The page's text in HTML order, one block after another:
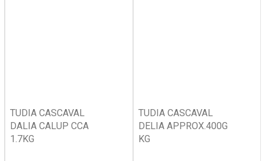
TUDIA CASCAVAL
DALIA CALUP CCA
1.7KG
TUDIA CASCAVAL
DELIA APPROX.400G
KG